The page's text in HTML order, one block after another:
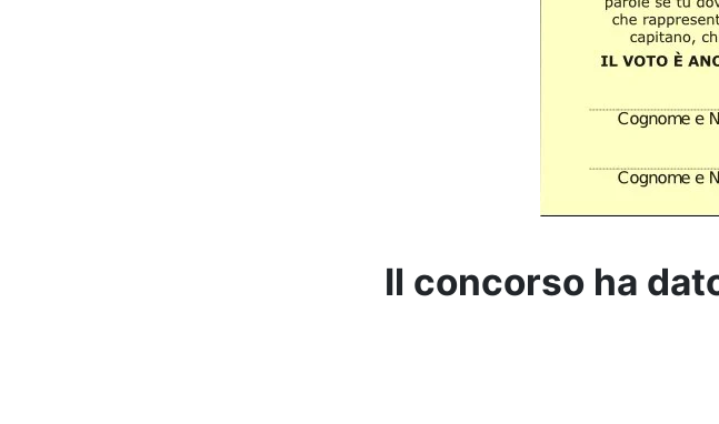
Il concorso ha